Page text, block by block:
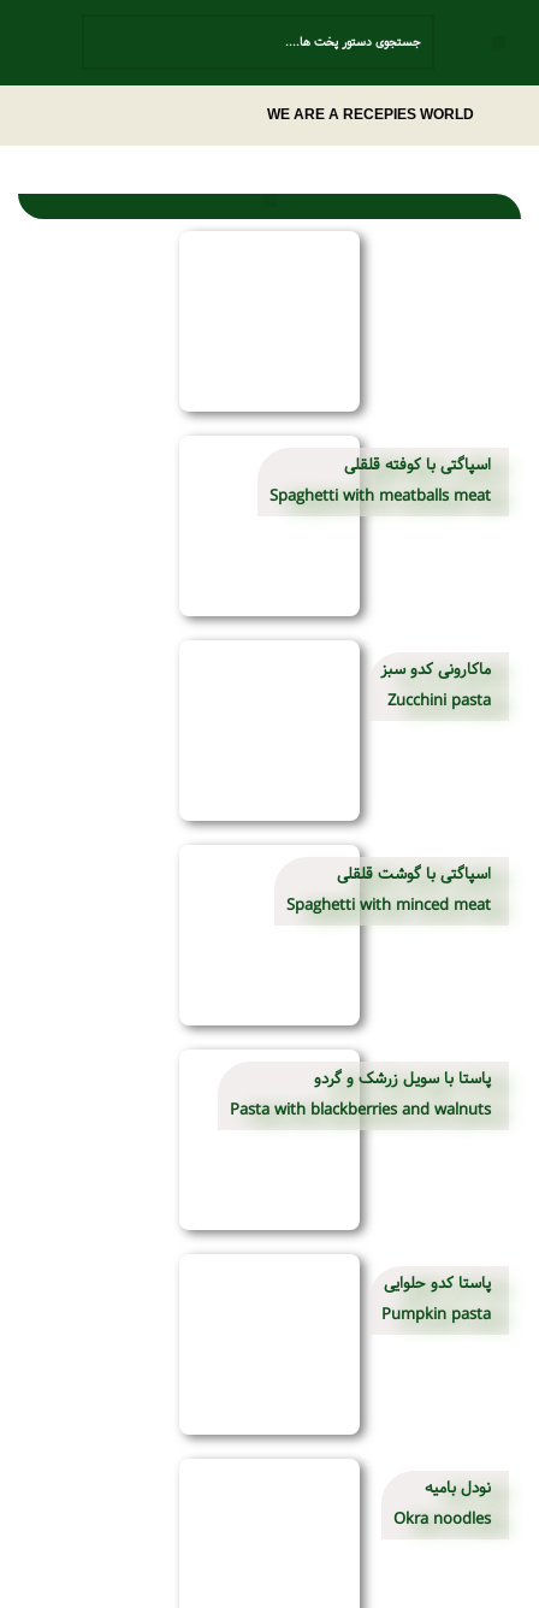
WE ARE A RECEPIES WORLD
اسپاگتی با کوفته قلقلی
Spaghetti with meatballs meat
ماکارونی کدو سبز
Zucchini pasta
اسپاگتی با گوشت قلقلی
Spaghetti with minced meat
پاستا با سویل زرشک و گردو
Pasta with blackberries and walnuts
پاستا کدو حلوایی
Pumpkin pasta
نودل بامیه
Okra noodles